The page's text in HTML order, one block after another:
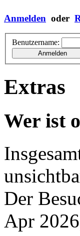
Anmelden oder
Benutzername:
Extras
Wer ist
Der
Apr